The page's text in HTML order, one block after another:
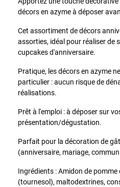
décors en azyme à déposer
Cet assortiment de décors
assorties, idéal pour réaliser de
cupcakes d'anniversaire.
Pratique, les décors en azyme
particulier : aucun risque de
réalisations.
Prêt à l'emploi : à déposer sur
présentation/dégustation.
Parfait pour la décoration de
(anniversaire, mariage,
Ingrédients : Amidon de pomme
(tournesol), maltodextrines,